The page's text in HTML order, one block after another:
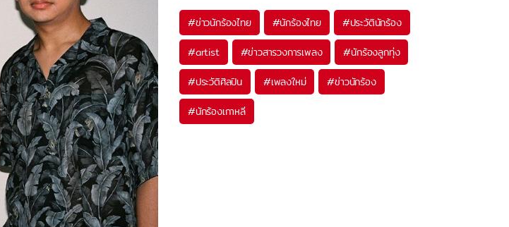
#ข่าวนักร้องไทย #นักร้องไทย #ประวัตินักร้อง
#artist #ข่าวสารวงการเพลง #นักร้องลูกทุ่ง
#ประวัติศิลปิน #เพลงใหม่ #ข่าวนักร้อง
#นักร้องเกาหลี